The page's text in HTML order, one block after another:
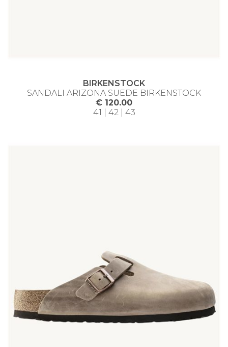
BIRKENSTOCK
SANDALI ARIZONA SUEDE BIRKENSTOCK
€ 120.00
41 | 42 | 43